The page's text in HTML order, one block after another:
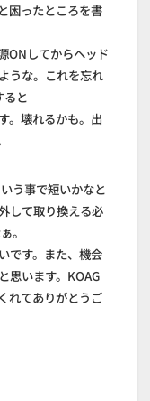
困ったところを書
ONしてからヘッド
うな。これを忘れ
ると
。壊れるかも。出
う事で短いかなと
して取り換える必
。
です。また、機会
思います。KOAG
れてありがとうご